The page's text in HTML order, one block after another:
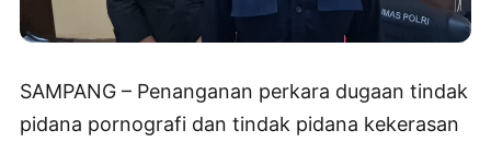
SAMPANG – Penanganan perkara dugaan tindak
pidana pornografi dan tindak pidana kekerasan